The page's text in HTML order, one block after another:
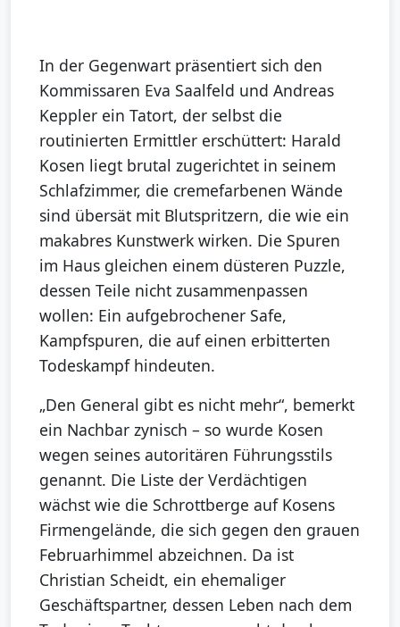
In der Gegenwart präsentiert sich den
Kommissaren Eva Saalfeld und Andreas
Keppler ein Tatort, der selbst die
routinierten Ermittler erschüttert: Harald
Kosen liegt brutal zugerichtet in seinem
Schlafzimmer, die cremefarbenen Wände
sind übersät mit Blutspritzern, die wie ein
makabres Kunstwerk wirken. Die Spuren
im Haus gleichen einem düsteren Puzzle,
dessen Teile nicht zusammenpassen
wollen: Ein aufgebrochener Safe,
Kampfspuren, die auf einen erbitterten
Todeskampf hindeuten.
„Den General gibt es nicht mehr“, bemerkt
ein Nachbar zynisch – so wurde Kosen
wegen seines autoritären Führungsstils
genannt. Die Liste der Verdächtigen
wächst wie die Schrottberge auf Kosens
Firmengelände, die sich gegen den grauen
Februarhimmel abzeichnen. Da ist
Christian Scheidt, ein ehemaliger
Geschäftspartner, dessen Leben nach dem